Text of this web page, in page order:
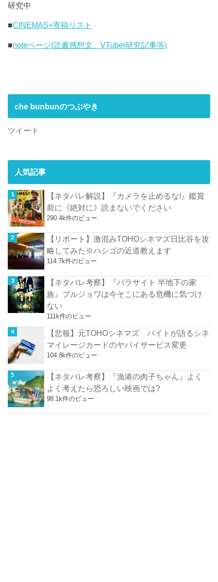
研究中
■CINEMAS+寄稿リスト
■noteページ(読書感想文、VTuber研究記事等)
che bunbunのつぶやき
ツイート
人気記事
【ネタバレ解説】『カメラを止めるな!』鑑賞
前に《絶対に》読まないでください
290.4k件のビュー
【リポート】激混みTOHOシネマズ日比谷を攻
略してみた※ハシゴの近道教えます
114.7k件のビュー
【ネタバレ考察】『パラサイト 半地下の家
族』ブルジョワは今そこにある危機に気づけ
ない
111k件のビュー
【悲報】元TOHOシネマズ バイトが語るシネ
マイレージカードのヤバイサービス変更
104.8k件のビュー
【ネタバレ考察】『漁港の肉子ちゃん』よく
よく考えたら恐ろしい映画では?
98.1k件のビュー